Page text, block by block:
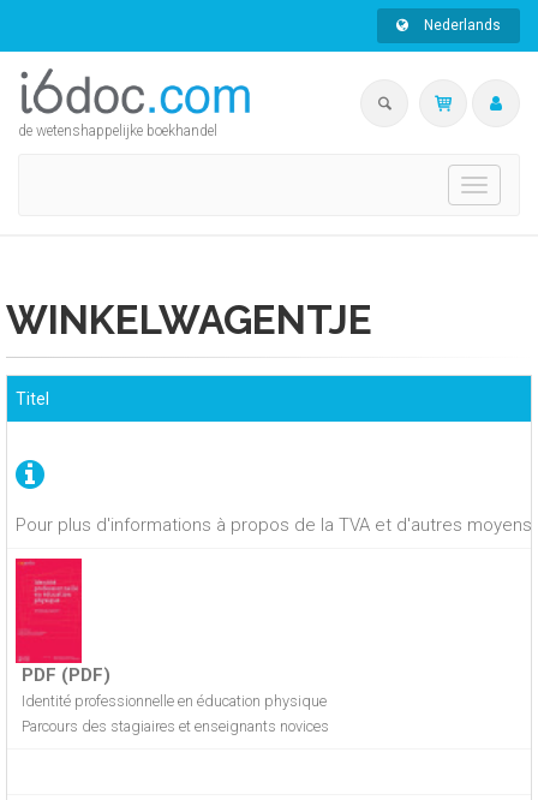
Nederlands
de wetenshappelijke boekhandel
Toggle
WINKELWAGENTJE
Pour plus d'informations à propos de la TVA et d'autres
Titel
PDF (PDF)
Identité professionnelle en éducation physique
Parcours des stagiaires et enseignants novices